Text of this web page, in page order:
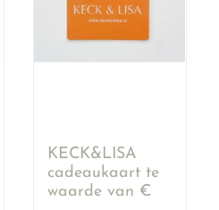
KECK&LISA
cadeaukaart te
waarde van €